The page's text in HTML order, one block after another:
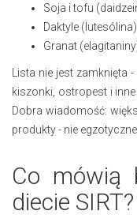
Soja i tofu
Daktyle (lutesólina)
Granat
Lista nie jest zamknięta
kiszonki, ostropest i
Dobra wiadomość:
produkty - nie
Co mówią
diecie SIRT?